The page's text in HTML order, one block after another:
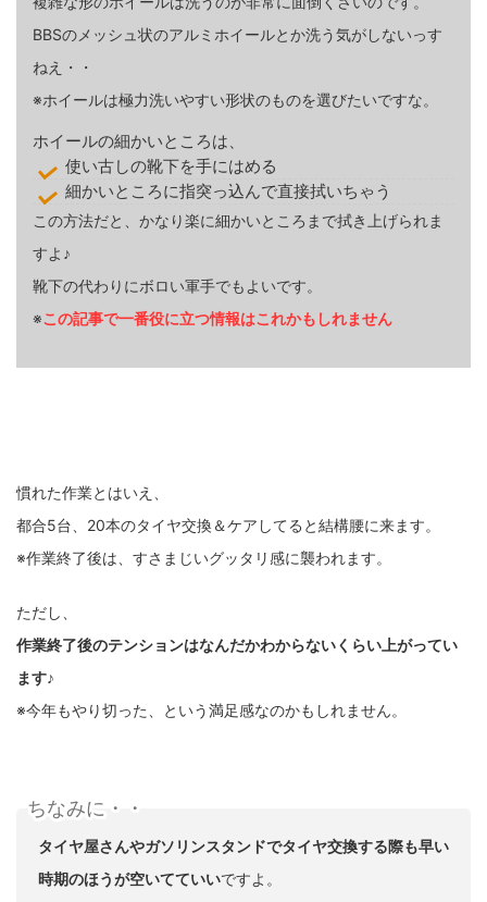
BBSのメッシュ状のアルミホイールとか洗う気がしないっす
ねえ・・
※ホイールは極力洗いやすい形状のものを選びたいですな。
ホイールの細かいところは、
使い古しの靴下を手にはめる
細かいところに指突っ込んで直接拭いちゃう
この方法だと、かなり楽に細かいところまで拭き上げられま
すよ♪
靴下の代わりにボロい軍手でもよいです。
※この記事で一番役に立つ情報はこれかもしれません
慣れた作業とはいえ、
都合5台、20本のタイヤ交換＆ケアしてると結構腰に来ます。
※作業終了後は、すさまじいグッタリ感に襲われます。
ただし、
作業終了後のテンションはなんだかわからないくらい上がってい
ます♪
※今年もやり切った、という満足感なのかもしれません。
ちなみに・・
タイヤ屋さんやガソリンスタンドでタイヤ交換する際も早い
時期のほうが空いてていいですよ。